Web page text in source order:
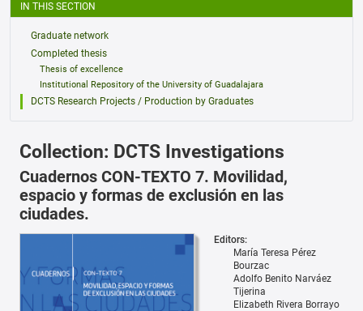
IN THIS SECTION
Graduate network
Completed thesis
Thesis of excellence
Institutional Repository of the University of Guadalajara
DCTS Research Projects / Production by Graduates
Collection: DCTS Investigations
Cuadernos CON-TEXTO 7. Movilidad,
espacio y formas de exclusión en las
ciudades.
Editors:
María Teresa Pérez
Bourzac
Adolfo Benito Narváez
Tijerina
Elizabeth Rivera Borrayo